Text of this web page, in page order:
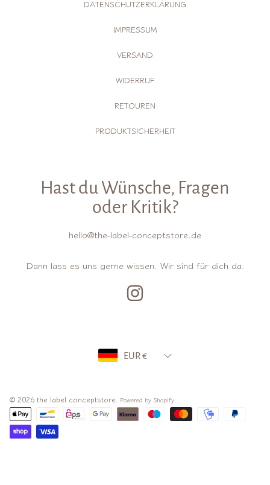
DATENSCHUTZERKLÄRUNG
IMPRESSUM
VERSAND
WIDERRUF
RETOUREN
PRODUKTSICHERHEIT
Hast du Wünsche, Fragen
oder Kritik?
hello@the-label-conceptstore.de
Dann lass es uns gerne wissen. Wir sind für dich da.
© 2026 the label conceptstore. Powered by Shopify
Zahlungsarten
EUR €